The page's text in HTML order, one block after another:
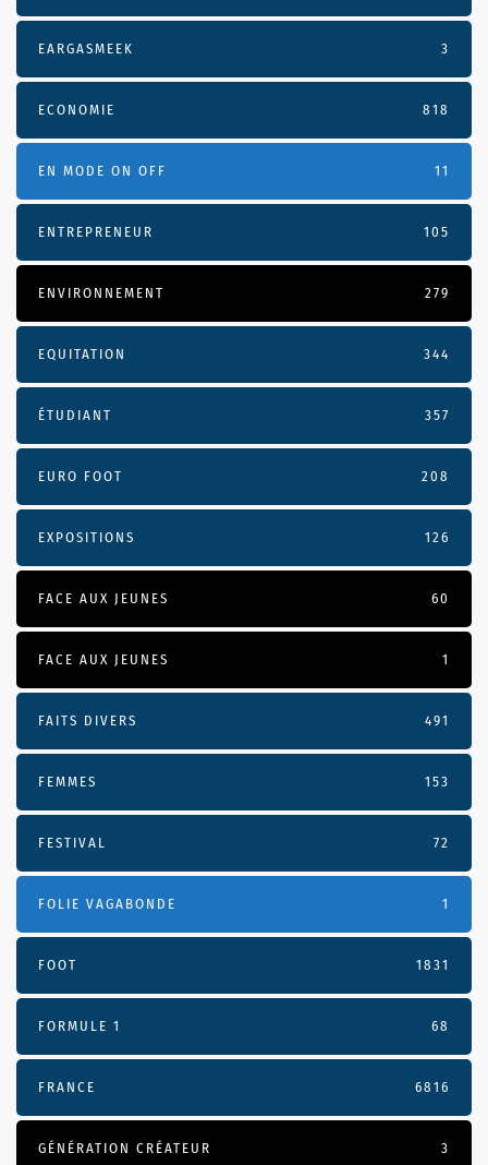
EARGASMEEK 3
ECONOMIE 818
EN MODE ON OFF 11
ENTREPRENEUR 105
ENVIRONNEMENT 279
EQUITATION 344
ÉTUDIANT 357
EURO FOOT 208
EXPOSITIONS 126
FACE AUX JEUNES 60
FACE AUX JEUNES 1
FAITS DIVERS 491
FEMMES 153
FESTIVAL 72
FOLIE VAGABONDE 1
FOOT 1831
FORMULE 1 68
FRANCE 6816
GÉNÉRATION CRÉATEUR 3